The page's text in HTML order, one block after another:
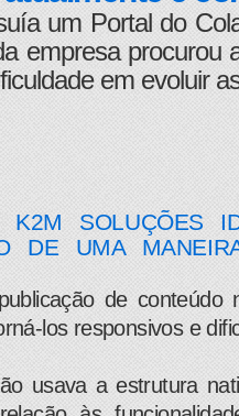
um Portal do
empresa procurou
em evoluir
SOLUÇÕES
DE UMA
de
los responsivos e
usava a estrutura